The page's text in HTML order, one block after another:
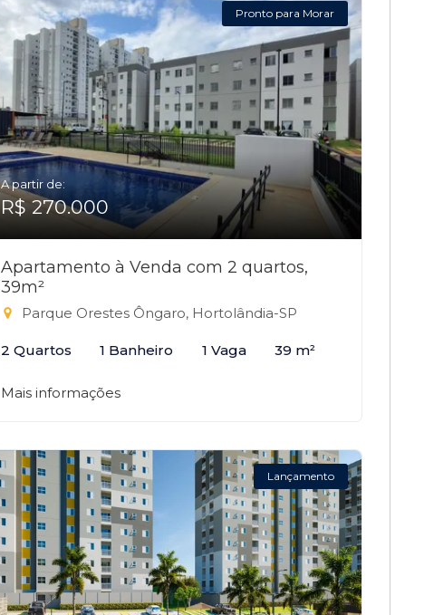
Pronto para Morar
A partir de:
R$ 270.000
Apartamento à Venda com 2 quartos,
39m²
Parque Orestes Ôngaro, Hortolândia-SP
2 Quartos 1 Banheiro 1 Vaga 39 m²
Mais informações
Lançamento